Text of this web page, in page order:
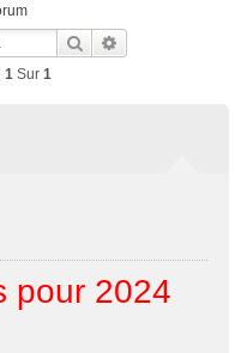
Rechercher
1Sur 1
pour 2024